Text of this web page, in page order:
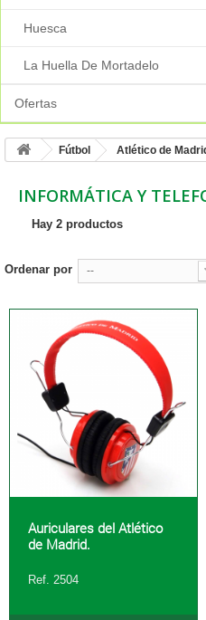
Huesca
La Huella De Mortadelo
Ofertas
Fútbol Atlético de
INFORMÁTICA Y
Hay 2 productos
Ordenar por --
Auriculares del Atlético
de Madrid.
Ref. 2504